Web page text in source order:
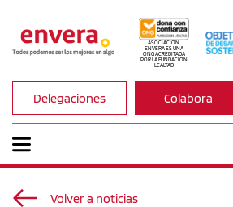
ASOCIACIÓN
ENVERA ES UNA
ONG ACREDITADA
POR LA FUNDACIÓN
LEALTAD
Delegaciones Colabora
Volver a noticias